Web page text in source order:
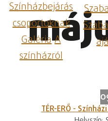
Színházbejárás
csoportoknak
GalériaA
színházról
TÉR-ERŐ -